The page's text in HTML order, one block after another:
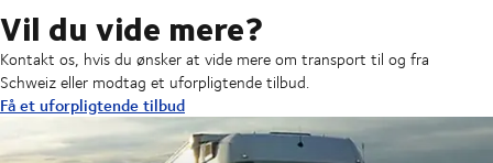
Vil du vide mere?
Kontakt os, hvis du ønsker at vide mere om transport til og fra
Schweiz eller modtag et uforpligtende tilbud.
Få et uforpligtende tilbud